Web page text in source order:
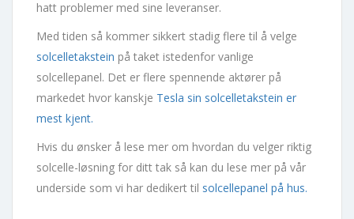
hatt problemer med sine leveranser.
Med tiden så kommer sikkert stadig flere til å velge
solcelletakstein på taket istedenfor vanlige
solcellepanel. Det er flere spennende aktører på
markedet hvor kanskje Tesla sin solcelletakstein er
mest kjent.
Hvis du ønsker å lese mer om hvordan du velger riktig
solcelle-løsning for ditt tak så kan du lese mer på vår
underside som vi har dedikert til solcellepanel på hus.